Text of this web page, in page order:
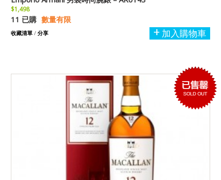
$1,498
11 已購 數量有限
加入購物車
收藏清單 / 分享